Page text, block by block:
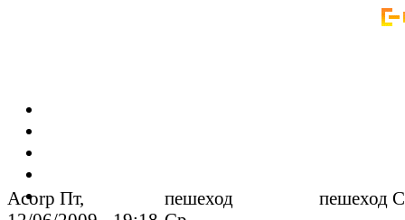
Acorp Пт,
пешеход
пешеход